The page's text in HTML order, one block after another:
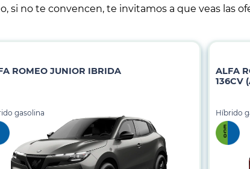
si no te convencen, te invitamos a que veas las
ROMEO JUNIOR IBRIDA
gasolina
ALFA
136CV
Híbrido